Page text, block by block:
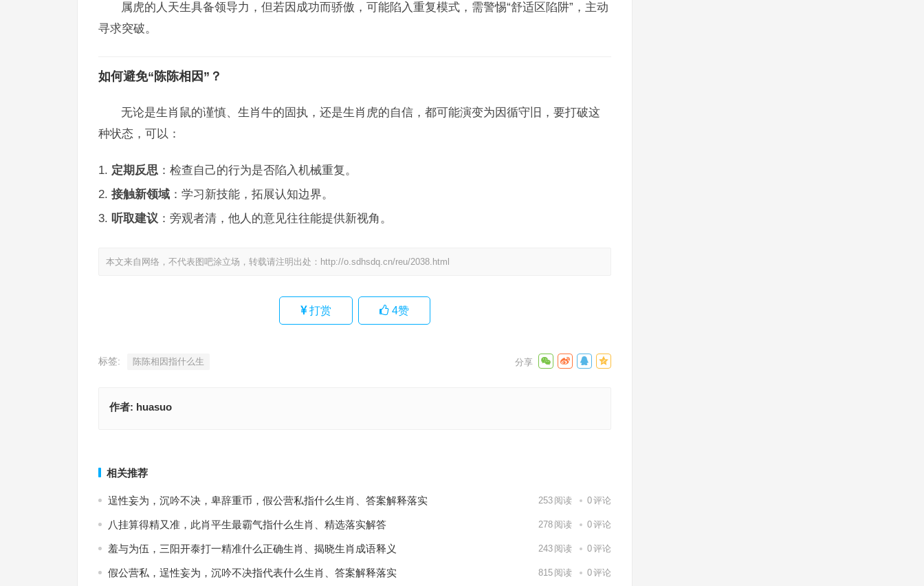
属虎的人天生具备领导力，但若因成功而骄傲，可能陷入重复模式，需警惕“舒适区陷阱”，主动
寻求突破。
如何避免“陈陈相因”？
无论是生肖鼠的谨慎、生肖牛的固执，还是生肖虎的自信，都可能演变为因循守旧，要打破这
种状态，可以：
定期反思 ：检查自己的行为是否陷入机械重复。
接触新领域 ：学习新技能，拓展认知边界。
听取建议 ：旁观者清，他人的意见往往能提供新视角。
本文来自网络，不代表图吧涂立场，转载请注明出处： http://o.sdhsdq.cn/reu/2038.html
打赏 4赞
标签: 陈陈相因指什么生
作者: huasuo
相关推荐
逞性妄为，沉吟不决，卑辞重币，假公营私指什么生肖、答案解释落实 253 阅读 0评论
八挂算得精又准，此肖平生最霸气指什么生肖、精选落实解答 278 阅读 0评论
羞与为伍，三阳开泰打一精准什么正确生肖、揭晓生肖成语释义 243 阅读 0评论
假公营私，逞性妄为，沉吟不决指代表什么生肖、答案解释落实 815 阅读 0评论